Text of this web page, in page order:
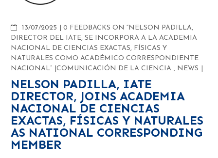
13/07/2025 COMMENTS
0 FEEDBACKS ON “NELSON PADILLA,
DIRECTOR DEL IATE, SE INCORPORA A LA ACADEMIA
NACIONAL DE CIENCIAS EXACTAS, FÍSICAS Y
NATURALES COMO ACADÉMICO CORRESPONDIENTE
NACIONAL”
COMUNICACIÓN DE LA CIENCIA , NEWS
NELSON PADILLA, IATE
DIRECTOR, JOINS ACADEMIA
NACIONAL DE CIENCIAS
EXACTAS, FÍSICAS Y NATURALES
AS NATIONAL CORRESPONDING
MEMBER